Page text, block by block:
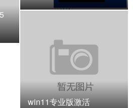
win11专业版激活